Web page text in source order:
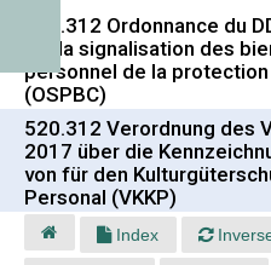
520.312 Ordonnance du
sur la signalisation des
personnel de la
(OSPBC)
520.312 Verordnung des
2017 über die
von für den
Personal (VKKP)
Index